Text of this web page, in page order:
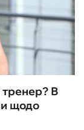
тренер? В
щодо